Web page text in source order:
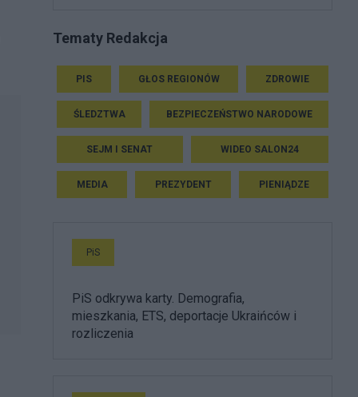
Tematy Redakcja
PIS GŁOS REGIONÓW ZDROWIE
ŚLEDZTWA BEZPIECZEŃSTWO NARODOWE
SEJM I SENAT WIDEO SALON24
MEDIA PREZYDENT PIENIĄDZE
PiS
PiS odkrywa karty. Demografia,
mieszkania, ETS, deportacje Ukraińców i
rozliczenia